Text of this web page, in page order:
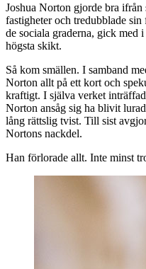
Joshua Norton gjorde bra
fastigheter och tredubblade
de sociala graderna, gick med
högsta skikt.
Så kom smällen. I samband
Norton allt på ett kort och
kraftigt. I själva verket
Norton ansåg sig ha blivit
lång rättslig tvist. Till sist
Nortons nackdel.
Han förlorade allt. Inte minst